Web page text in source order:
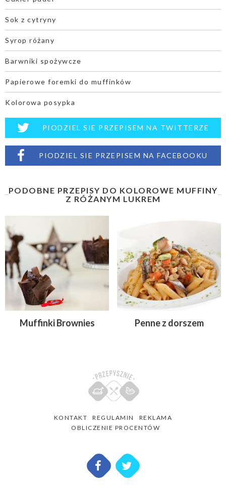
Sok z cytryny
Syrop różany
Barwniki spożywcze
Papierowe foremki do muffinków
Kolorowa posypka
PIODZIEL SIE PRZEPISEM NA TWITTERZE
PIODZIEL SIE PRZEPISEM NA FACEBOOKU
PODOBNE PRZEPISY DO KOLOROWE MUFFINY
Z RÓŻANYM LUKREM
Muffinki Brownies Penne z dorszem
KONTAKT REGULAMIN
REKLAMA
OBLICZENIE PROCENTÓW